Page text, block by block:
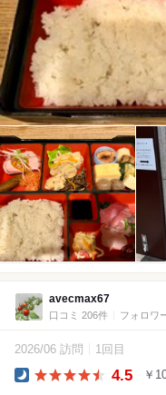
avecmax67
口コミ 206件 フォロワ
2026/06 訪問 1回目
4.5 ￥